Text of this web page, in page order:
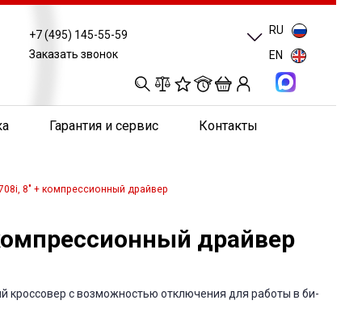
+7 (495) 145-55-59
Заказать звонок
0
RU
EN
Гарантия и сервис Контакты
8" + компрессионный драйвер
драйвер
кроссовер с возможностью отключения для работы в би-